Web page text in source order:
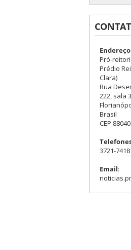
Endereço:
Pró-
Prédio
Clara)
Rua
222, sala
Brasil
CEP
3721-
Email: